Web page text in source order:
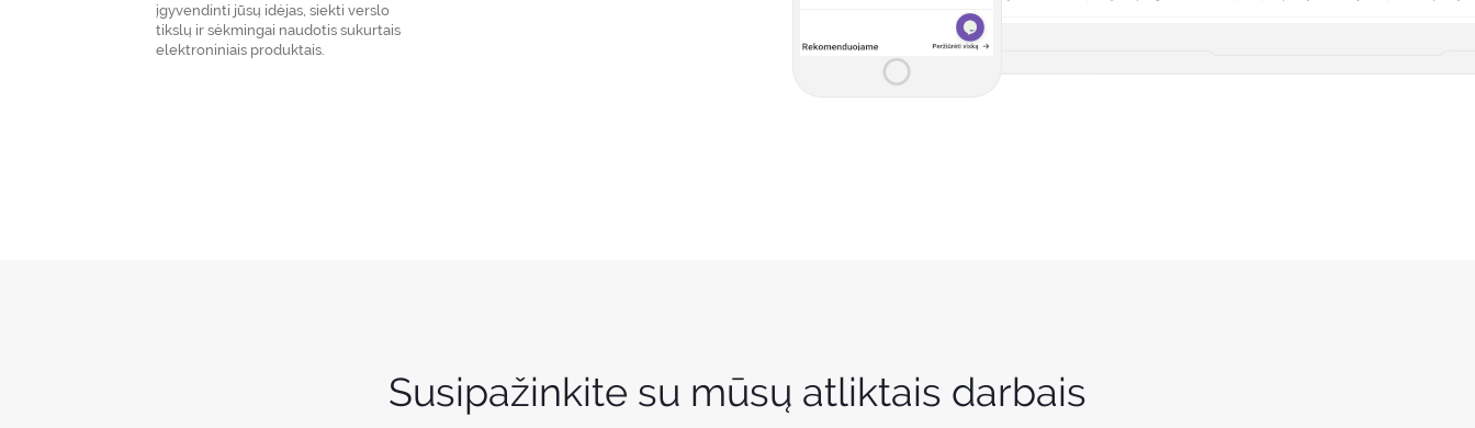
įgyvendinti jūsų idėjas, siekti verslo
tikslų ir sėkmingai naudotis sukurtais
elektroniniais produktais.
Susipažinkite su mūsų atliktais darbais